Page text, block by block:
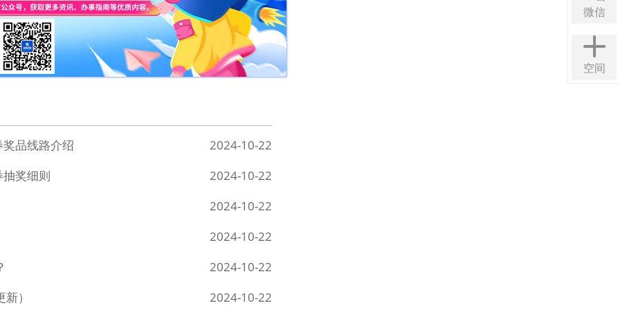
微信
空间
品线路介绍
2024-10-22
奖细则
2024-10-22
2024-10-22
2024-10-22
2024-10-22
）
2024-10-22